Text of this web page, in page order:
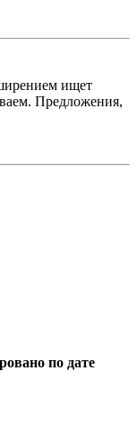
ищет
Предложения,
по дате